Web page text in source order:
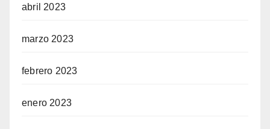
abril 2023
marzo 2023
febrero 2023
enero 2023